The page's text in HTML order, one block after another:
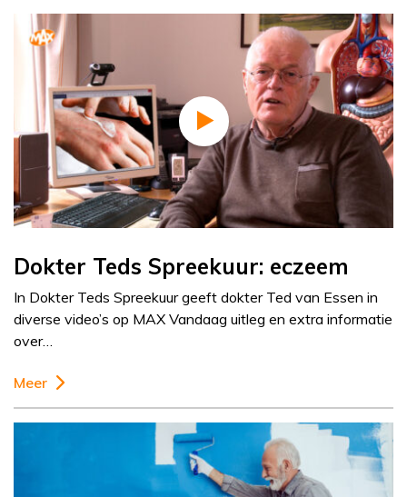
Dokter Teds Spreekuur: eczeem
In Dokter Teds Spreekuur geeft dokter Ted van Essen in
diverse video’s op MAX Vandaag uitleg en extra informatie
over…
Meer